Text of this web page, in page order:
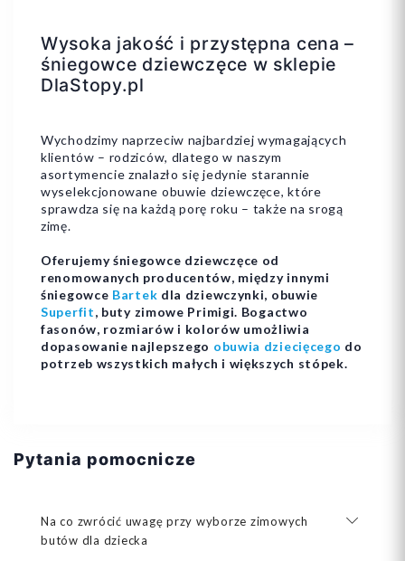
Wysoka jakość i przystępna cena –
śniegowce dziewczęce w sklepie
DlaStopy.pl
Wychodzimy naprzeciw najbardziej wymagających
klientów – rodziców, dlatego w naszym
asortymencie znalazło się jedynie starannie
wyselekcjonowane obuwie dziewczęce, które
sprawdza się na każdą porę roku – także na srogą
zimę.
Oferujemy śniegowce dziewczęce od
renomowanych producentów, między innymi
śniegowce Bartek dla dziewczynki, obuwie
Superfit, buty zimowe Primigi. Bogactwo
fasonów, rozmiarów i kolorów umożliwia
dopasowanie najlepszego obuwia dziecięcego do
potrzeb wszystkich małych i większych stópek.
Pytania pomocnicze
Na co zwrócić uwagę przy wyborze zimowych
butów dla dziecka